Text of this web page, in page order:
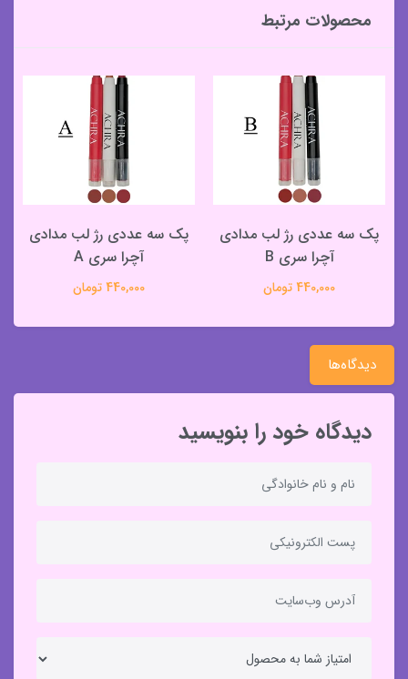
محصولات مرتبط
پک سه عددی رژ لب مدادی
آچرا سری B
440,000 تومان
پک سه عددی رژ لب مدادی
آچرا سری A
440,000 تومان
دیدگاه‌ها
دیدگاه خود را بنویسید